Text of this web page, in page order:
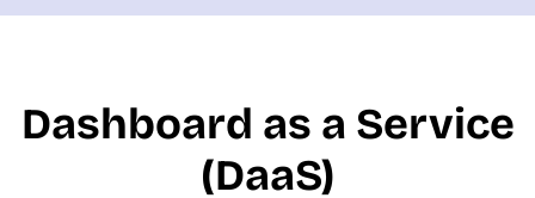
Dashboard as a Service
(DaaS)